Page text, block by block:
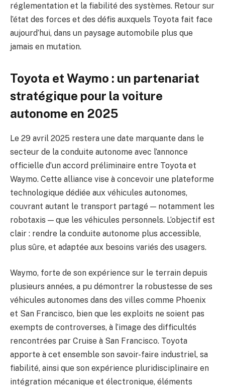
réglementation et la fiabilité des systèmes. Retour sur
l’état des forces et des défis auxquels Toyota fait face
aujourd’hui, dans un paysage automobile plus que
jamais en mutation.
Toyota et Waymo : un partenariat
stratégique pour la voiture
autonome en 2025
Le 29 avril 2025 restera une date marquante dans le
secteur de la conduite autonome avec l’annonce
officielle d’un accord préliminaire entre Toyota et
Waymo. Cette alliance vise à concevoir une plateforme
technologique dédiée aux véhicules autonomes,
couvrant autant le transport partagé — notamment les
robotaxis — que les véhicules personnels. L’objectif est
clair : rendre la conduite autonome plus accessible,
plus sûre, et adaptée aux besoins variés des usagers.
Waymo, forte de son expérience sur le terrain depuis
plusieurs années, a pu démontrer la robustesse de ses
véhicules autonomes dans des villes comme Phoenix
et San Francisco, bien que les exploits ne soient pas
exempts de controverses, à l’image des difficultés
rencontrées par Cruise à San Francisco. Toyota
apporte à cet ensemble son savoir-faire industriel, sa
fiabilité, ainsi que son expérience pluridisciplinaire en
intégration mécanique et électronique, éléments